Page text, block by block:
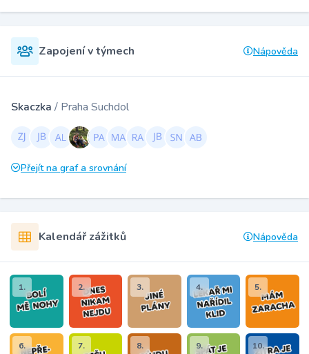
Zapojení v týmech Nápověda
Skaczka / Praha Suchdol
Přejít na graf a srovnání
Kalendář zážitků Nápověda
1. 2. 3. 4. 5.
6. 7. 8. 9. 10.